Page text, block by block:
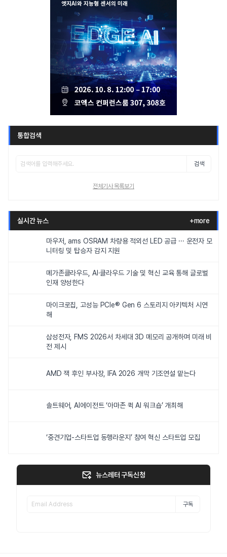
통합검색
검색
전체기사 목록보기
실시간 뉴스 +more
마우저, ams OSRAM 차량용 적외선 LED 공급 ··· 운전자 모
니터링 및 탑승자 감지 지원
메가존클라우드, AI·클라우드 기술 및 혁신 교육 통해 글로벌
인재 양성한다
마이크로칩, 고성능 PCIe® Gen 6 스토리지 아키텍처 시연
해
삼성전자, FMS 2026서 차세대 3D 메모리 공개하며 미래 비
전 제시
AMD 잭 후인 부사장, IFA 2026 개막 기조연설 맡는다
솔트웨어, AI에이전트 ‘아마존 퀵 AI 워크숍’ 개최해
‘중견기업-스타트업 동행라운지’ 참여 혁신 스타트업 모집
뉴스레터 구독신청
구독